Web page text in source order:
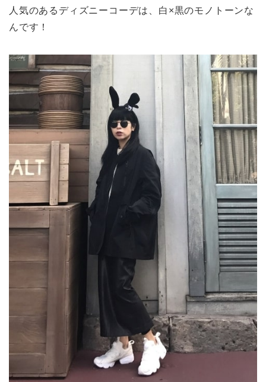
人気のあるディズニーコーデは、白×黒のモノトーンな
んです！